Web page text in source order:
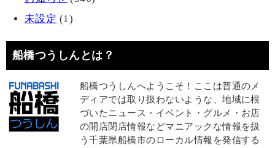
未設定 (1)
船橋つうしんとは？
船橋つうしんへようこそ！ここは普通のメ
ディアでは取り扱わないような、地域に根
づいたニュース・イベント・グルメ・お店
の開店閉店情報などマニアックな情報を扱
う千葉県船橋市のローカル情報を発信する